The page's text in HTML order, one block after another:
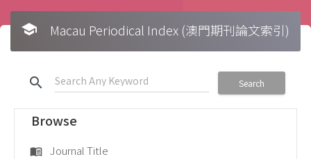
school Macau Periodical Index (澳門期刊論文索引)
search Search
Browse
menu_book Journal Title